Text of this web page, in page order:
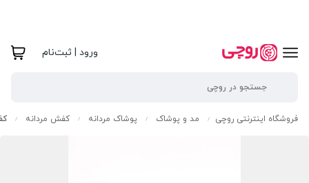
ورود | ثبت‌نام
فروشگاه اینترنتی روچی / مد و پوشاک / پوشاک مردانه / کفش مردانه /